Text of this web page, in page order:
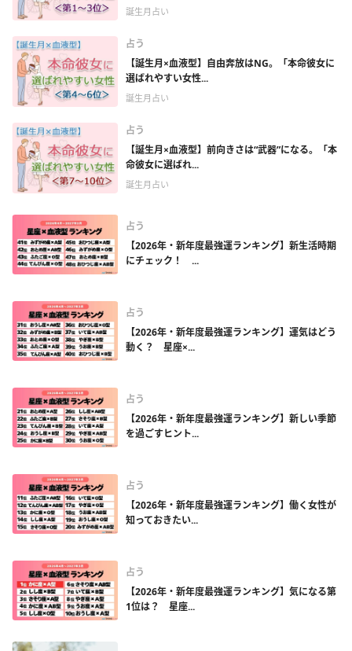
誕生月占い
占う
【誕生月×血液型】自由奔放はNG。「本命彼女に
選ばれやすい女性...
誕生月占い
占う
【誕生月×血液型】前向きさは“武器”になる。「本
命彼女に選ばれ...
誕生月占い
占う
【2026年・新年度最強運ランキング】新生活時期
にチェック！ ...
占う
【2026年・新年度最強運ランキング】運気はどう
動く？ 星座×...
占う
【2026年・新年度最強運ランキング】新しい季節
を過ごすヒント...
占う
【2026年・新年度最強運ランキング】働く女性が
知っておきたい...
占う
【2026年・新年度最強運ランキング】気になる第
1位は？ 星座...